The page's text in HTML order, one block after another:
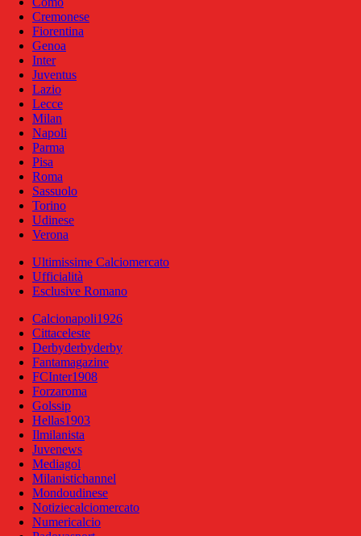
Cremonese
Fiorentina
Genoa
Inter
Juventus
Lazio
Lecce
Milan
Napoli
Parma
Pisa
Roma
Sassuolo
Torino
Udinese
Verona
Ultimissime Calciomercato
Ufficialità
Esclusive Romano
Calcionapoli1926
Cittaceleste
Derbyderbyderby
Fantamagazine
FCInter1908
Forzaroma
Golssip
Hellas1903
Ilmilanista
Juvenews
Mediagol
Milanistichannel
Mondoudinese
Notiziecalciomercato
Numericalcio